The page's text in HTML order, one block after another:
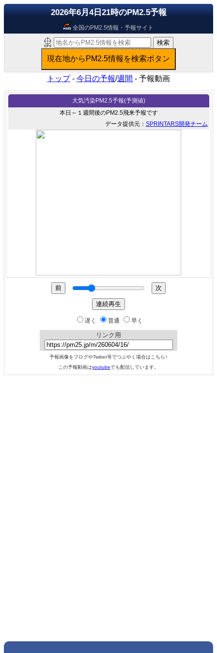
2026年6月4日21時のPM2.5予報
全国のPM2.5情報・予報サイト
トップ- 今日の予報/週間 - 予報動画
大気汚染PM2.5予報(予測値)
本日～１週間後のPM2.5飛来予報です
データ提供元： SPRINTARS開発チーム
遅く 普通 早く
リンク用
予報画像をブログやTwitter等でつぶやく場合はこちら↑
この予報動画はyoutubeでも配信しています。